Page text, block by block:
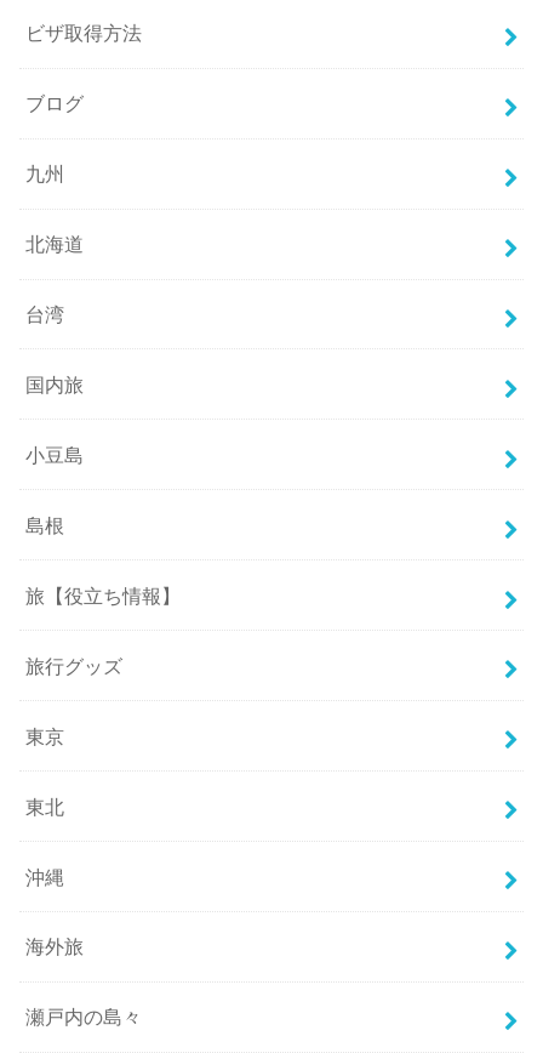
ビザ取得方法
ブログ
九州
北海道
台湾
国内旅
小豆島
島根
旅【役立ち情報】
旅行グッズ
東京
東北
沖縄
海外旅
瀬戸内の島々